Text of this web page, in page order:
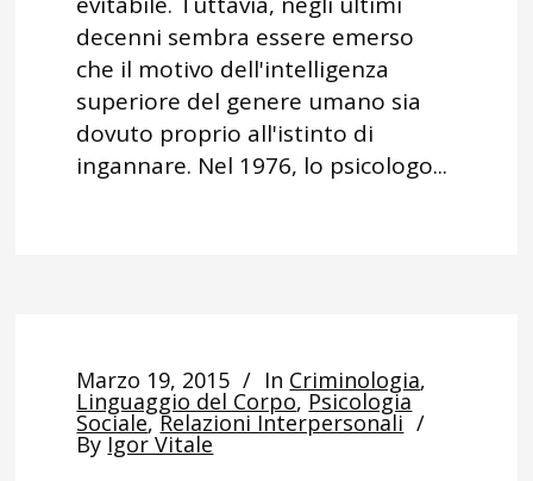
decenni sembra essere emerso
che il motivo dell'intelligenza
superiore del genere umano sia
dovuto proprio all'istinto di
ingannare. Nel 1976, lo psicologo...
Marzo 19, 2015 In Criminologia,
Linguaggio del Corpo, Psicologia
Sociale,Relazioni Interpersonali
By Igor Vitale